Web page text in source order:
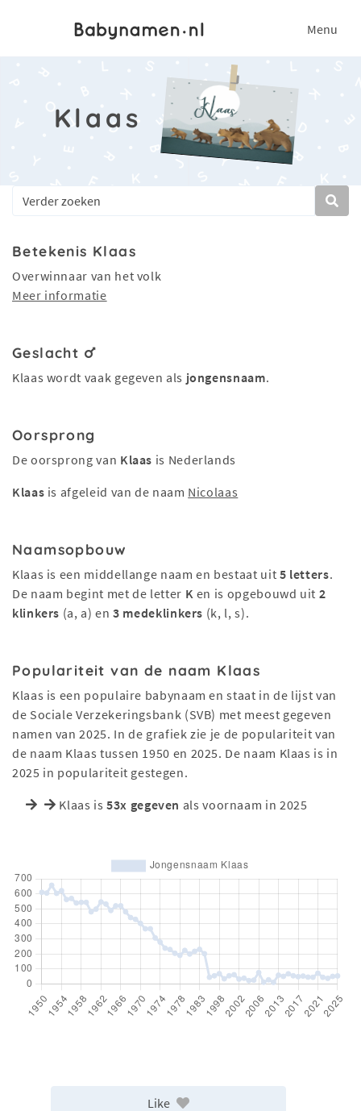
Menu
Klaas
Betekenis Klaas
Overwinnaar van het volk
Meer informatie
Geslacht
Klaas wordt vaak gegeven als jongensnaam.
Oorsprong
De oorsprong van Klaas is Nederlands
Klaas is afgeleid van de naam Nicolaas
Naamsopbouw
Klaas is een middellange naam en bestaat uit 5 letters.
De naam begint met de letter K en is opgebouwd uit 2
klinkers (a, a) en3 medeklinkers (k, l, s).
Populariteit van de naam Klaas
Klaas is een populaire babynaam en staat in de lijst van
de Sociale Verzekeringsbank (SVB) met meest gegeven
namen van 2025. In de grafiek zie je de populariteit van
de naam Klaas tussen 1950 en 2025. De naam Klaas is in
2025 in populariteit gestegen.
Klaas is53x gegeven als voornaam in 2025
Like